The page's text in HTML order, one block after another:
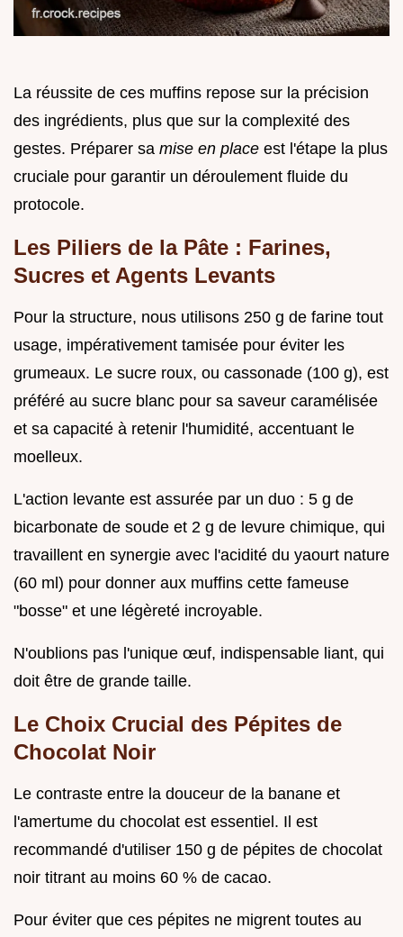
La réussite de ces muffins repose sur la précision
des ingrédients, plus que sur la complexité des
gestes. Préparer sa mise en place est l'étape la plus
cruciale pour garantir un déroulement fluide du
protocole.
Les Piliers de la Pâte : Farines,
Sucres et Agents Levants
Pour la structure, nous utilisons 250 g de farine tout
usage, impérativement tamisée pour éviter les
grumeaux. Le sucre roux, ou cassonade (100 g), est
préféré au sucre blanc pour sa saveur caramélisée
et sa capacité à retenir l'humidité, accentuant le
moelleux.
L'action levante est assurée par un duo : 5 g de
bicarbonate de soude et 2 g de levure chimique, qui
travaillent en synergie avec l'acidité du yaourt nature
(60 ml) pour donner aux muffins cette fameuse
"bosse" et une légèreté incroyable.
N'oublions pas l'unique œuf, indispensable liant, qui
doit être de grande taille.
Le Choix Crucial des Pépites de
Chocolat Noir
Le contraste entre la douceur de la banane et
l'amertume du chocolat est essentiel. Il est
recommandé d'utiliser 150 g de pépites de chocolat
noir titrant au moins 60 % de cacao.
Pour éviter que ces pépites ne migrent toutes au